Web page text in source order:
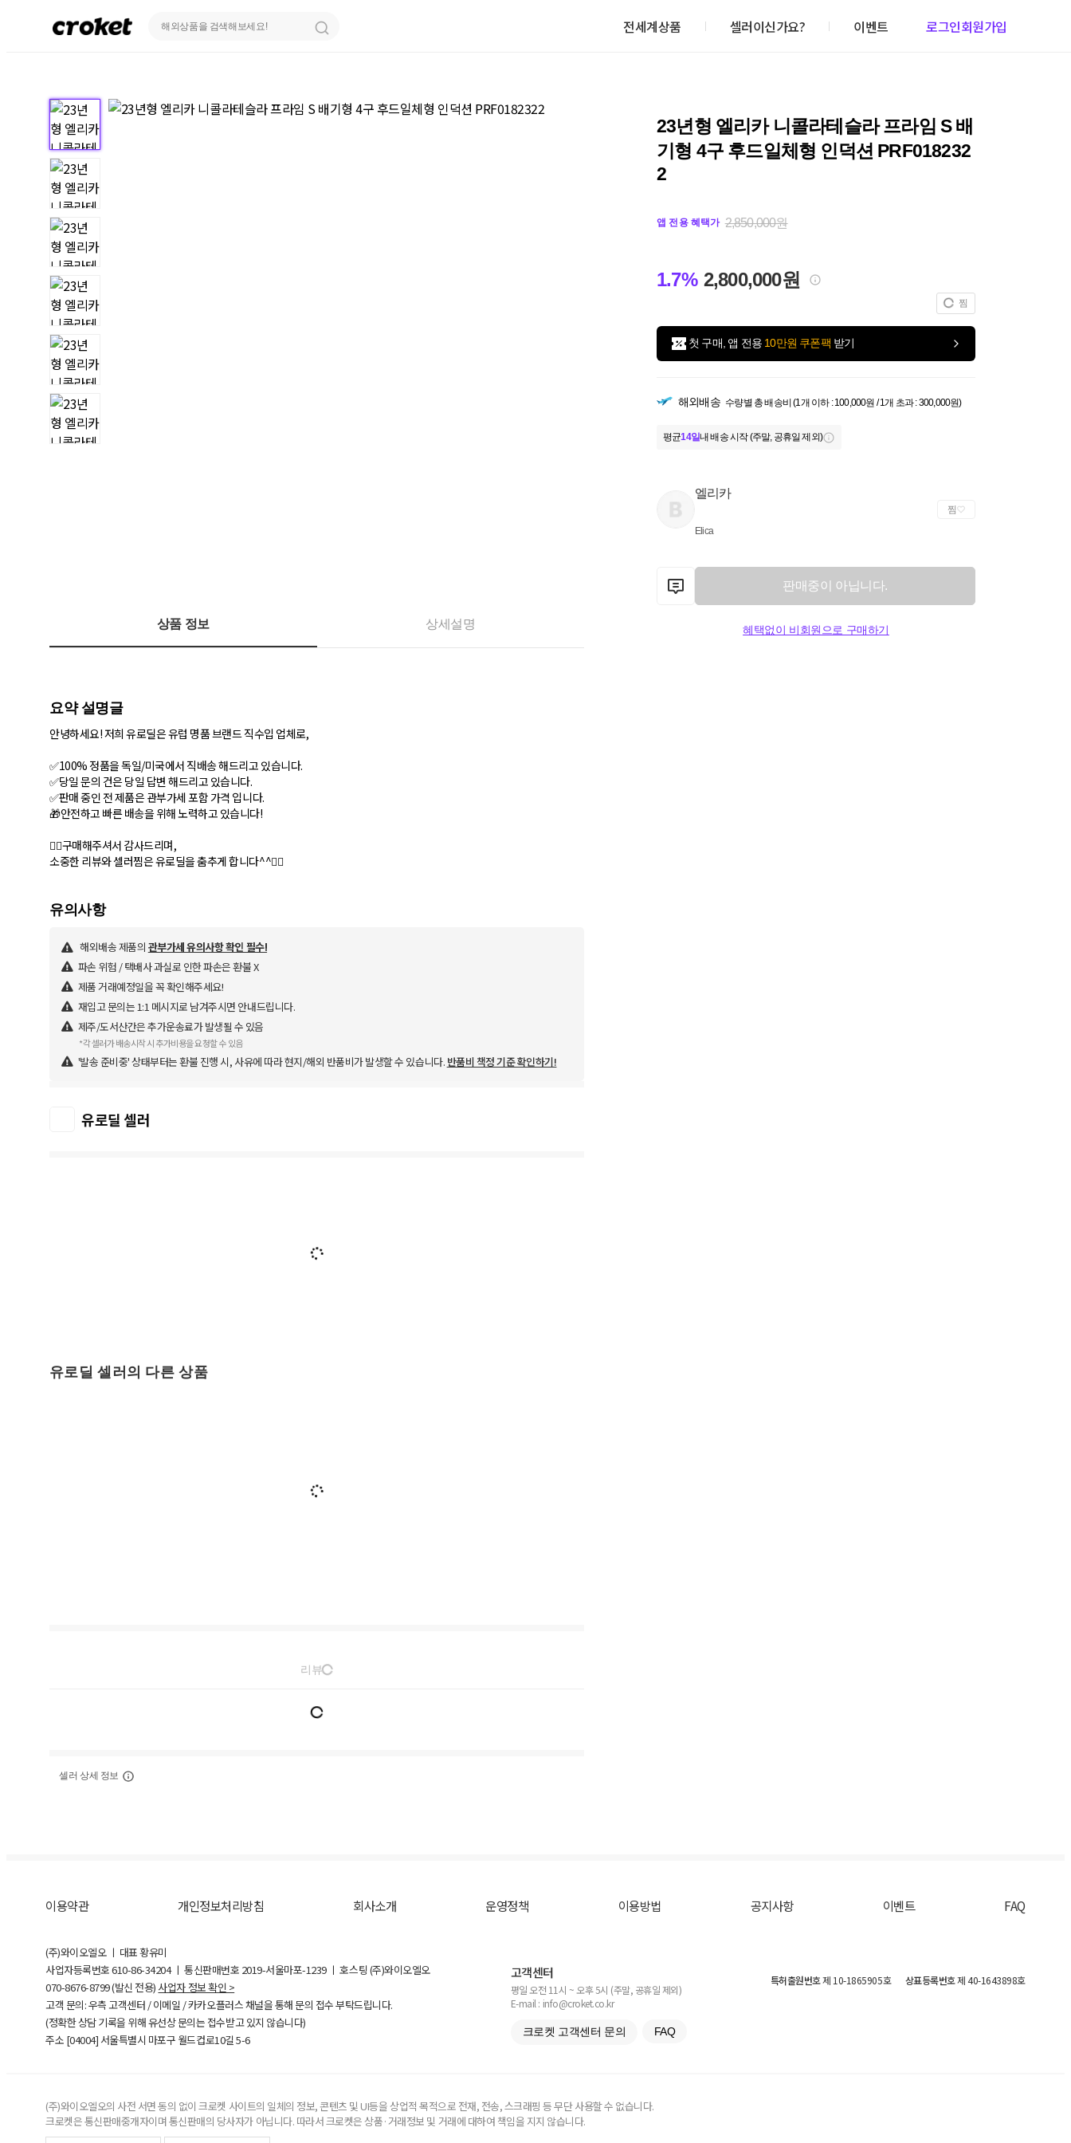
전세계상품 셀러이신가요? 이벤트 로그인회원가입
23년형 엘리카 니콜라테슬라 프라임 S 배
기형 4구 후드일체형 인덕션 PRF018232
2
앱 전용 혜택가 2,850,000원
1.7% 2,800,000원
찜
첫 구매, 앱 전용 10만원 쿠폰팩 받기
해외배송 수량별 총 배송비 (1개 이하 : 100,000원 / 1개 초과 : 300,000원)
평균14일내 배송 시작 (주말, 공휴일 제외)
엘리카
Elica
찜
판매중이 아닙니다.
혜택없이 비회원으로 구매하기
상품 정보 상세설명
요약 설명글
안녕하세요! 저희 유로딜은 유럽 명품 브랜드 직수입 업체로,
✅100% 정품을 독일/미국에서 직배송 해드리고 있습니다.
✅당일 문의 건은 당일 답변 해드리고 있습니다.
✅판매 중인 전 제품은 관부가세 포함 가격 입니다.
🎁안전하고 빠른 배송을 위해 노력하고 있습니다!
🙇‍♂️구매해주셔서 감사드리며,
소중한 리뷰와 셀러찜은 유로딜을 춤추게 합니다^^🙇‍♀️
유의사항
해외배송 제품의 관부가세 유의사항 확인 필수!
파손 위험 / 택배사 과실로 인한 파손은 환불 X
제품 거래예정일을 꼭 확인해주세요!
재입고 문의는 1:1 메시지로 남겨주시면 안내드립니다.
제주/도서산간은 추가운송료가 발생될 수 있음
*각 셀러가 배송시작 시 추가비용을 요청할 수 있음
'발송 준비중' 상태부터는 환불 진행 시, 사유에 따라 현지/해외 반품비가 발생할 수 있습니다. 반품비 책정 기준 확인하기!
유로딜 셀러
유로딜 셀러의 다른 상품
리뷰
셀러 상세 정보
이용약관 개인정보처리방침 회사소개 운영정책 이용방법 공지사항 이벤트 FAQ
(주)와이오엘오 ㅣ 대표 황유미
사업자등록번호610-86-34204ㅣ 통신판매번호 2019-서울마포-1239 ㅣ 호스팅 (주)와이오엘오
070-8676-8799 (발신 전용) 사업자 정보 확인 >
고객 문의: 우측 고객센터 / 이메일 / 카카오플러스 채널을 통해 문의 접수 부탁드립니다.
(정확한 상담 기록을 위해 유선상 문의는 접수받고 있지 않습니다)
주소 [04004] 서울특별시 마포구 월드컵로10길5-6
고객센터
평일 오전 11시 ~ 오후 5시 (주말, 공휴일 제외)
E-mail : info@croket.co.kr
크로켓 고객센터 문의 FAQ
특허출원번호제 10-1865905호 상표등록번호제 40-1643898호
(주)와이오엘오의 사전 서면 동의 없이 크로켓 사이트의 일체의 정보, 콘텐츠 및 UI등을 상업적 목적으로 전재, 전송, 스크래핑 등 무단 사용할 수 없습니다.
크로켓은 통신판매중개자이며 통신판매의 당사자가 아닙니다. 따라서 크로켓은 상품·거래정보 및 거래에 대하여 책임을 지지 않습니다.